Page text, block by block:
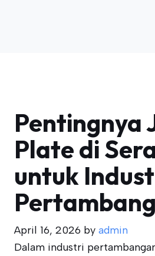
Pentingnya
Plate di
untuk
April 16, 2026 by admin
Dalam industri